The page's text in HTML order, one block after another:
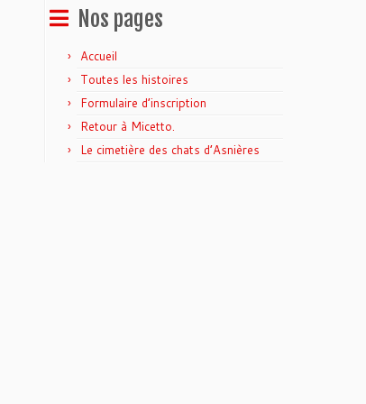
Nos pages
Accueil
Toutes les histoires
Formulaire d’inscription
Retour à Micetto.
Le cimetière des chats d’Asnières